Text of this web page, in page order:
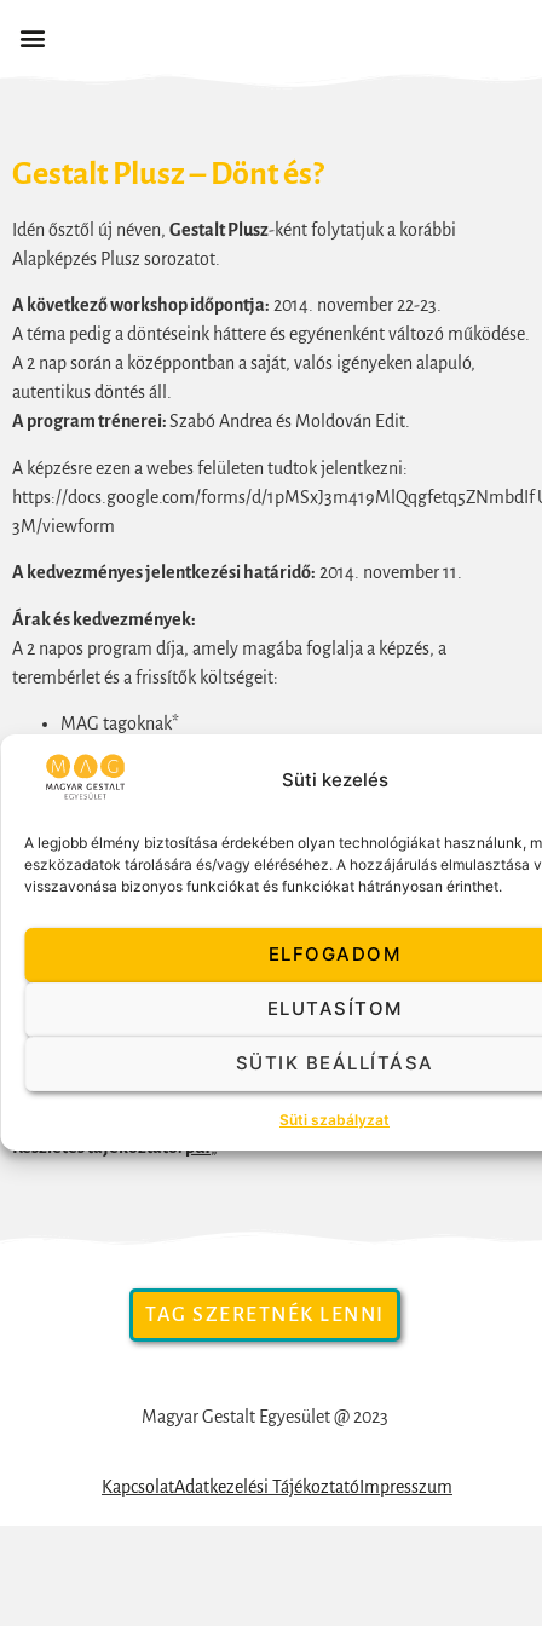
Süti kezelés
A legjobb élmény biztosítása érdekében olyan technológiákat használunk,
eszközadatok tárolására és/vagy eléréséhez. A hozzájárulás elmulasztása
visszavonása bizonyos funkciókat és funkciókat hátrányosan érinthet.
ELFOGADOM
ELUTASÍTOM
SÜTIK BEÁLLÍTÁSA
Süti szabályzat
Gestalt Plusz – Dönt és?
Idén ősztől új néven, Gestalt Plusz-ként folytatjuk a korábbi
Alapképzés Plusz sorozatot.
A következő workshop időpontja: 2014. november 22-23.
A téma pedig a döntéseink háttere és egyénenként változó működése.
A 2 nap során a középpontban a saját, valós igényeken alapuló,
autentikus döntés áll.
A program trénerei:Szabó Andrea és Moldován Edit.
A képzésre ezen a webes felületen tudtok jelentkezni:
https://docs.google.com/forms/d/
3M/viewform
A kedvezményes jelentkezési határidő: 2014. november 11.
Árak és kedvezmények:
A 2 napos program díja, amely magába foglalja a képzés, a
terembérlet és a frissítők költségeit:
MAG tagoknak*
November 11 ig történő jelentlezés esetén: 37,000 HUF +
ÁFA
SZMT tagoknak
November 11 ig történő jelentlezés esetén: 41,000 HUF +
ÁFA
Ezután: 54,000 HUF + ÁFA
November 11 ig történő jelentlezés esetén: 46,000 HUF
Ezután: 61,000 HUF + ÁFA
*Akkor is érvényes, ha a képzésre való jelentkezéssel egy időben lépsz
be az Egyesületbe, további info a www.gestalt.hu oldalon.
Részletes tájékoztató:pdf„
TAG SZERETNÉK LENNI
Magyar Gestalt Egyesület @ 2023
KapcsolatAdatkezelési Tájékoztató Impresszum